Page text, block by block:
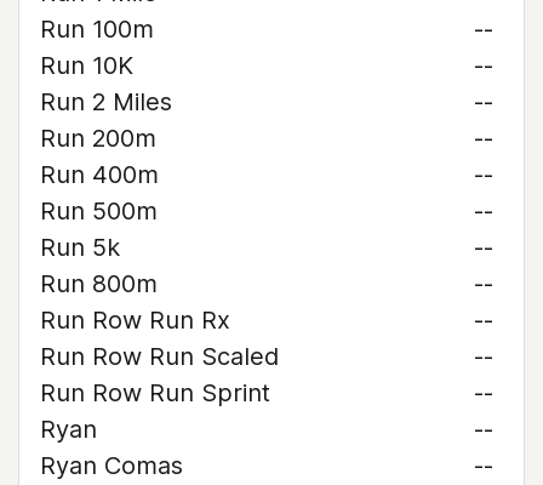
Run 100m
--
Run 10K
--
Run 2 Miles
--
Run 200m
--
Run 400m
--
Run 500m
--
Run 5k
--
Run 800m
--
Run Row Run Rx
--
Run Row Run Scaled
--
Run Row Run Sprint
--
Ryan
--
Ryan Comas
--